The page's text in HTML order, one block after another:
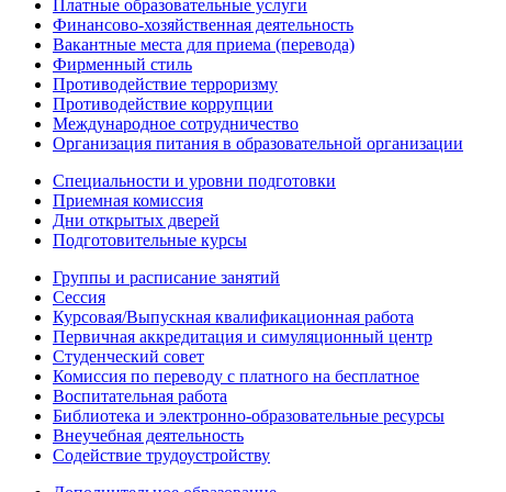
Платные образовательные услуги
Финансово-хозяйственная деятельность
Вакантные места для приема (перевода)
Фирменный стиль
Противодействие терроризму
Противодействие коррупции
Международное сотрудничество
Организация питания в образовательной организации
Специальности и уровни подготовки
Приемная комиссия
Дни открытых дверей
Подготовительные курсы
Группы и расписание занятий
Сессия
Курсовая/Выпускная квалификационная работа
Первичная аккредитация и симуляционный центр
Студенческий совет
Комиссия по переводу с платного на бесплатное
Воспитательная работа
Библиотека и электронно-образовательные ресурсы
Внеучебная деятельность
Содействие трудоустройству